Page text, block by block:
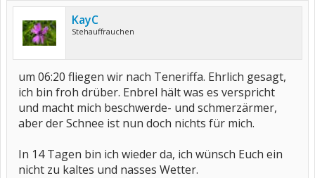
KayC
Stehauffrauchen
um 06:20 fliegen wir nach Teneriffa. Ehrlich gesagt,
ich bin froh drüber. Enbrel hält was es verspricht
und macht mich beschwerde- und schmerzärmer,
aber der Schnee ist nun doch nichts für mich.
In 14 Tagen bin ich wieder da, ich wünsch Euch ein
nicht zu kaltes und nasses Wetter.